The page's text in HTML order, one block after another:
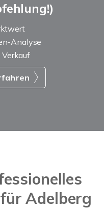
Analyse
Verkauf
Adelberg